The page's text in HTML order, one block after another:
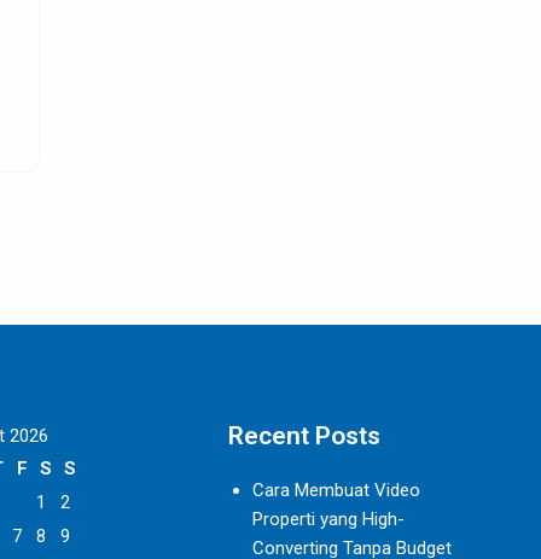
2026
F S
S
1
2
7
8 9
Recent Posts
Cara Membuat Video
Properti yang High-
Converting Tanpa Budget